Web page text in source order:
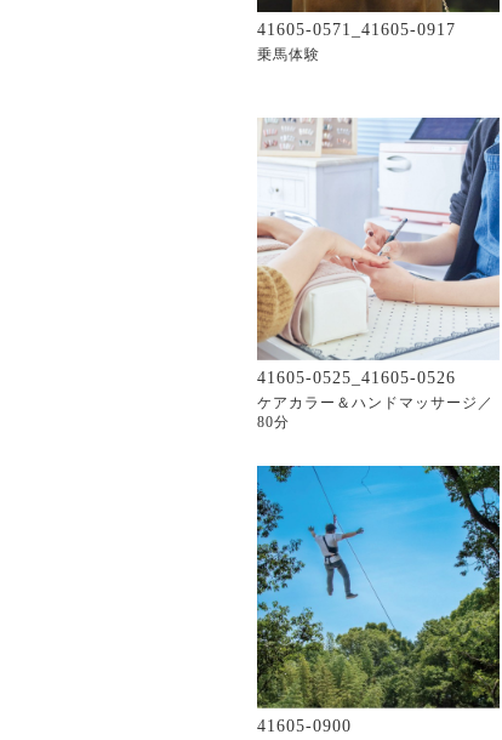
41605-0571_41605-0917
乗馬体験
41605-0525_41605-0526
ケアカラー＆ハンドマッサージ／
80分
41605-0900